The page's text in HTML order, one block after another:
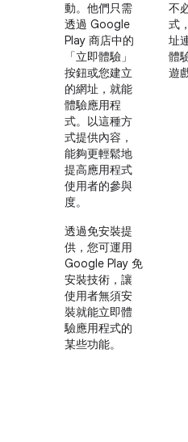
動。他們只需
透過 Google
Play 商店中的
「立即體驗」
按鈕或您建立
的網址，就能
體驗應用程
式。以這種方
式提供內容，
能夠更輕鬆地
提高應用程式
使用者的參與
度。
透過免安裝提
供，您可運用
Google Play 免
安裝技術，讓
使用者無須安
裝就能立即體
驗應用程式的
某些功能。
不
式
址
體
遊